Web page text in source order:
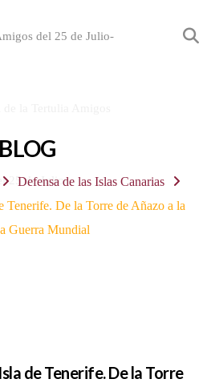
BLOG
Defensa de las Islas Canarias
Tenerife. De la Torre de Añazo a la
Guerra Mundial
de Tenerife. De la Torre